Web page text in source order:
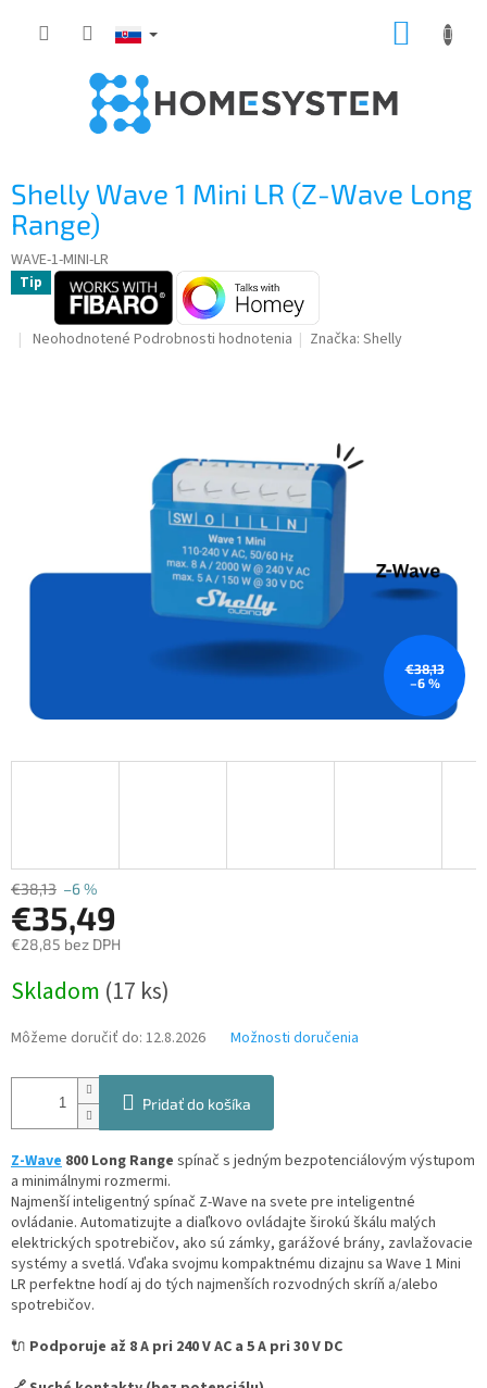
Shelly Wave 1 Mini LR (Z-Wave Long
Range)
WAVE-1-MINI-LR
Tip
Priemerné
Neohodnotené Podrobnosti hodnotenia Značka:Shelly
€38,13
–6 %
€38,13 –6 %
€35,49
€28,85 bez DPH
cena:
Skladom (17 ks)
Môžeme doručiť do: 12.8.2026 Možnosti doručenia
Pridať do košíka
Z-Wave 800 Long Range spínač s jedným bezpotenciálovým výstupom
a minimálnymi rozmermi.
Najmenší inteligentný spínač Z-Wave na svete pre inteligentné
ovládanie. Automatizujte a diaľkovo ovládajte širokú škálu malých
elektrických spotrebičov, ako sú zámky, garážové brány, zavlažovacie
systémy a svetlá. Vďaka svojmu kompaktnému dizajnu sa Wave 1 Mini
LR perfektne hodí aj do tých najmenších rozvodných skríň a/alebo
spotrebičov.
🔌 Podporuje až 8 A pri 240 V AC a 5 A pri 30 V DC